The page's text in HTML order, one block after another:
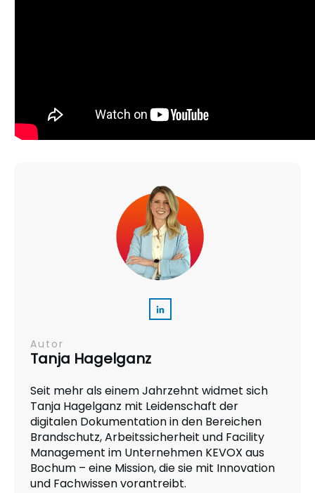
Autor
Tanja Hagelganz
Seit mehr als einem Jahrzehnt widmet sich
Tanja Hagelganz mit Leidenschaft der
digitalen Dokumentation in den Bereichen
Brandschutz, Arbeitssicherheit und Facility
Management im Unternehmen KEVOX aus
Bochum – eine Mission, die sie mit Innovation
und Fachwissen vorantreibt.